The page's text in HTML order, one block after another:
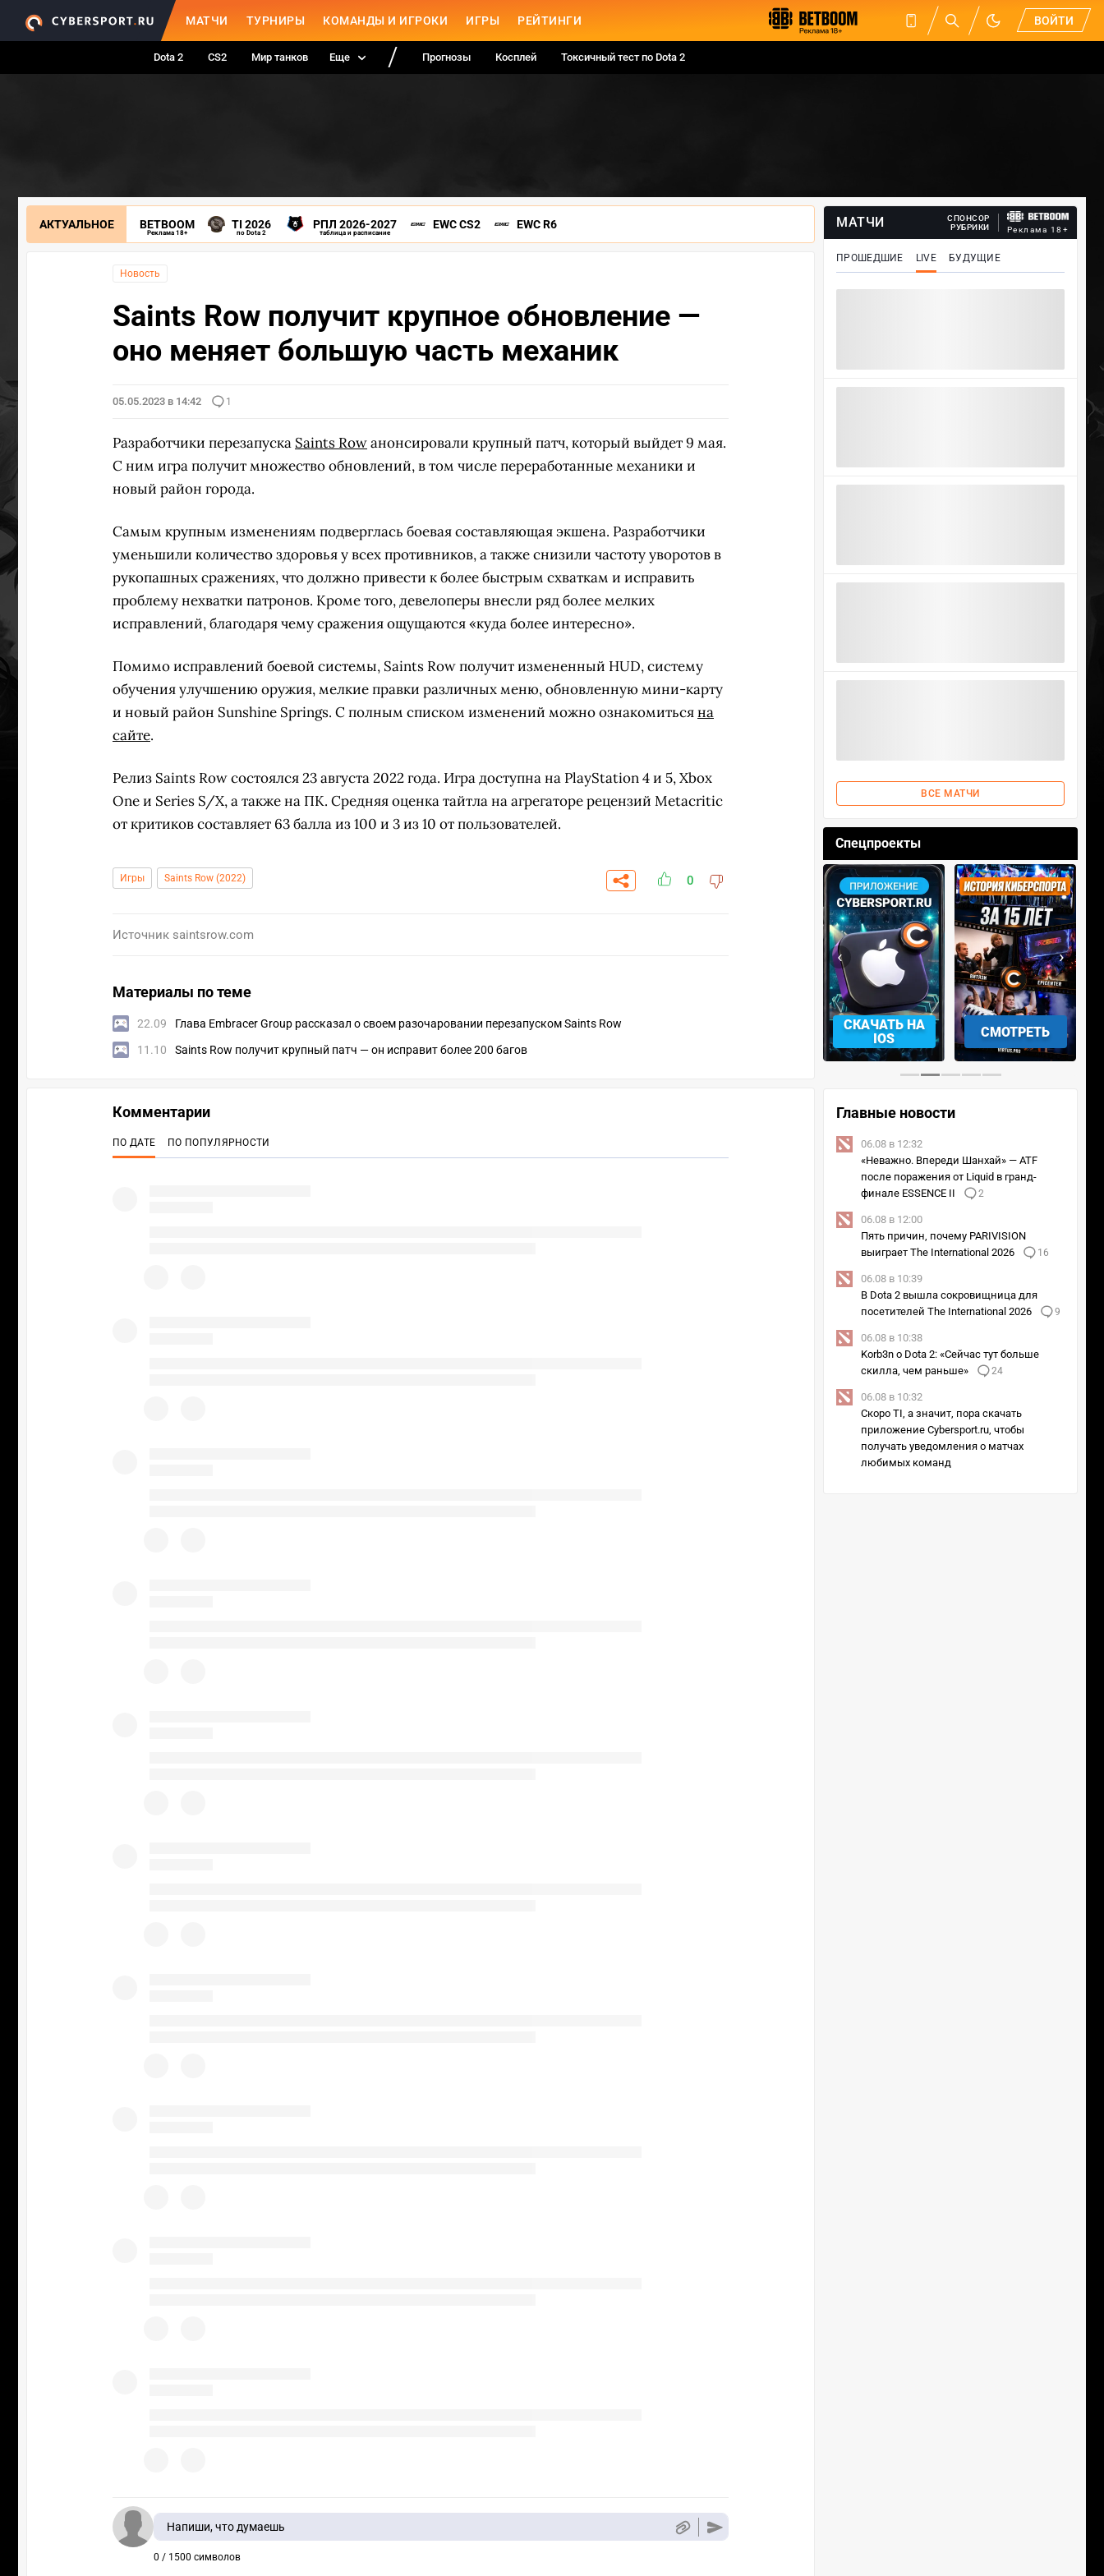
МАТЧИ ТУРНИРЫ КОМАНДЫ И ИГРОКИ ИГРЫ РЕЙТИНГИ ВОЙТИ
Dota 2 CS2 Мир танков Еще Прогнозы Косплей Токсичный тест по Dota 2
АКТУАЛЬНОЕ BETBOOM
Реклама 18+
TI 2026
по Dota 2
РПЛ 2026-2027
таблица и расписание
EWC CS2 EWC R6
Новость
Saints Row получит крупное обновление —
оно меняет большую часть механик
05.05.2023 в 14:42 1
Разработчики перезапуска Saints Rowанонсировали крупный патч, который выйдет 9 мая.
С ним игра получит множество обновлений, в том числе переработанные механики и
новый район города.
Самым крупным изменениям подверглась боевая составляющая экшена. Разработчики
уменьшили количество здоровья у всех противников, а также снизили частоту уворотов в
рукопашных сражениях, что должно привести к более быстрым схваткам и исправить
проблему нехватки патронов. Кроме того, девелоперы внесли ряд более мелких
исправлений, благодаря чему сражения ощущаются «куда более интересно».
Помимо исправлений боевой системы, Saints Row получит измененный HUD, систему
обучения улучшению оружия, мелкие правки различных меню, обновленную мини-карту
и новый район Sunshine Springs. С полным списком изменений можно ознакомитьсяна
сайте.
Релиз Saints Row состоялся 23 августа 2022 года. Игра доступна на PlayStation 4 и 5, Xbox
One и Series S/X, а также на ПК. Средняя оценка тайтла на агрегаторе рецензий Metacritic
от критиков составляет 63 балла из 100 и 3 из 10 от пользователей.
Игры Saints Row (2022) 0
Источник saintsrow.com
Материалы по теме
22.09
Глава Embracer Group рассказал о своем разочаровании перезапуском Saints Row
11.10
Saints Row получит крупный патч — он исправит более 200 багов
МАТЧИ
СПОНСОР
РУБРИКИ
Реклама 18+
ПРОШЕДШИЕ LIVE БУДУЩИЕ
ВСЕ МАТЧИ
Спецпроекты
УЧАСТВОВАТЬ ЗАБРАТЬ
СКАЧАТЬ НА
СМОТРЕТЬ УЧАСТВОВАТЬ
‹ ›
Главные новости
06.08 в 12:32
«Неважно. Впереди Шанхай» — ATF
после поражения от Liquid в гранд-
финале ESSENCE II
2
06.08 в 12:00
Пять причин, почему PARIVISION
выиграет The International 2026
16
06.08 в 10:39
В Dota 2 вышла сокровищница для
посетителей The International 2026
9
06.08 в 10:38
Korb3n о Dota 2: «Сейчас тут больше
скилла, чем раньше»
24
06.08 в 10:32
Скоро TI, а значит, пора скачать
приложение Cybersport.ru, чтобы
получать уведомления о матчах
любимых команд
Комментарии
ПО ДАТЕ ПО ПОПУЛЯРНОСТИ
Напиши, что думаешь
0 / 1500 символов